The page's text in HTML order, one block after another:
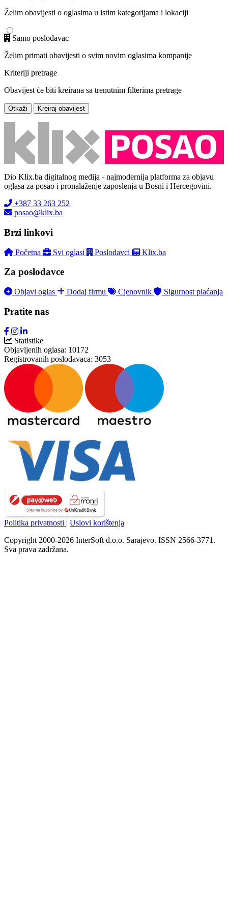
Želim obavijesti o oglasima u istim kategorijama i lokaciji
Samo poslodavac
Želim primati obavijesti o svim novim oglasima kompanije
Kriteriji pretrage
Obavijest će biti kreirana sa trenutnim filterima pretrage
Otkaži Kreiraj obavijest
Dio Klix.ba digitalnog medija - najmodernija platforma za objavu
oglasa za posao i pronalaženje zaposlenja u Bosni i Hercegovini.
+387 33 263 252
posao@klix.ba
Brzi linkovi
Početna Svi oglasi Poslodavci Klix.ba
Za poslodavce
Objavi oglas Dodaj firmu Cjenovnik Sigurnost plaćanja
Pratite nas
Statistike
Objavljenih oglasa: 10172
Registrovanih poslodavaca: 3053
Politika privatnosti | Uslovi korištenja
Copyright 2000-2026 InterSoft d.o.o. Sarajevo. ISSN 2566-3771.
Sva prava zadržana.